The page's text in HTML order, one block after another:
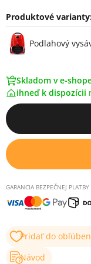
Produktové
Varianty
Podlahový
Skladom v e-
ihneď k dispozícii
GARANCIA BEZPEČNEJ PLATBY
Pridať do
Návod